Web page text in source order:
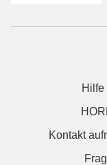
Hilfe
Kontakt